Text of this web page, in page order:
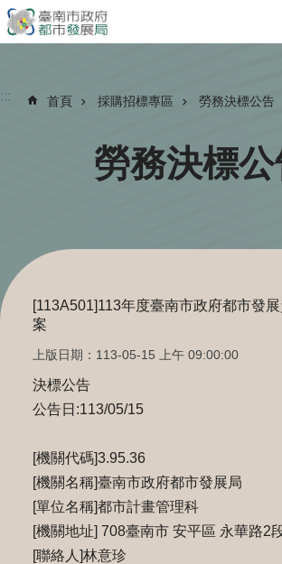
跳到主要內容區塊
::: 首頁 採購招標專區 勞務決標公告
勞務決標
[113A501]113年度臺南市政府都市發
案
上版日期：113-05-15 上午 09:00:00
決標公告
公告日:113/05/15
[機關代碼]3.95.36
[機關名稱]臺南市政府都市發展局
[單位名稱]都市計畫管理科
[機關地址] 708臺南市 安平區 永華路2
[聯絡人]林意珍